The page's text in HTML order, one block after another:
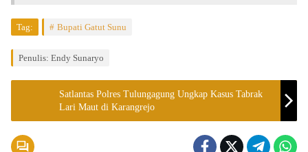
Tag: Bupati Gatut Sunu
Penulis: Endy Sunaryo
Satlantas Polres Tulungagung Ungkap Kasus Tabrak
Lari Maut di Karangrejo